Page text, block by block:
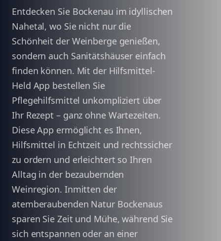
Entdecken Sie Bockenau im idyllischen
Nahetal, wo Sie nicht nur die
Schönheit der Weinberge genießen,
sondern auch Sanitätshäuser einfach
finden können. Mit der Hilfsmittel-
Held App bestellen Sie
Pflegehilfsmittel unkompliziert über
Ihr Rezept – ganz ohne Wartezeiten.
Diese App ermöglicht es Ihnen,
Hilfsmittel in Echtzeit und rechtssicher
zu ordern und erleichtert so Ihren
Alltag in der bezaubernden
Weinregion. Inmitten der
atemberaubenden Natur Bockenaus
sparen Sie Zeit und Mühe, während Sie
sich entspannen oder an einer